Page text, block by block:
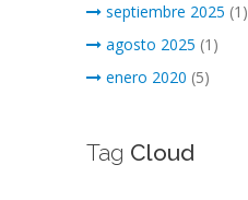
septiembre 2025 (1)
agosto 2025 (1)
enero 2020 (5)
Tag Cloud